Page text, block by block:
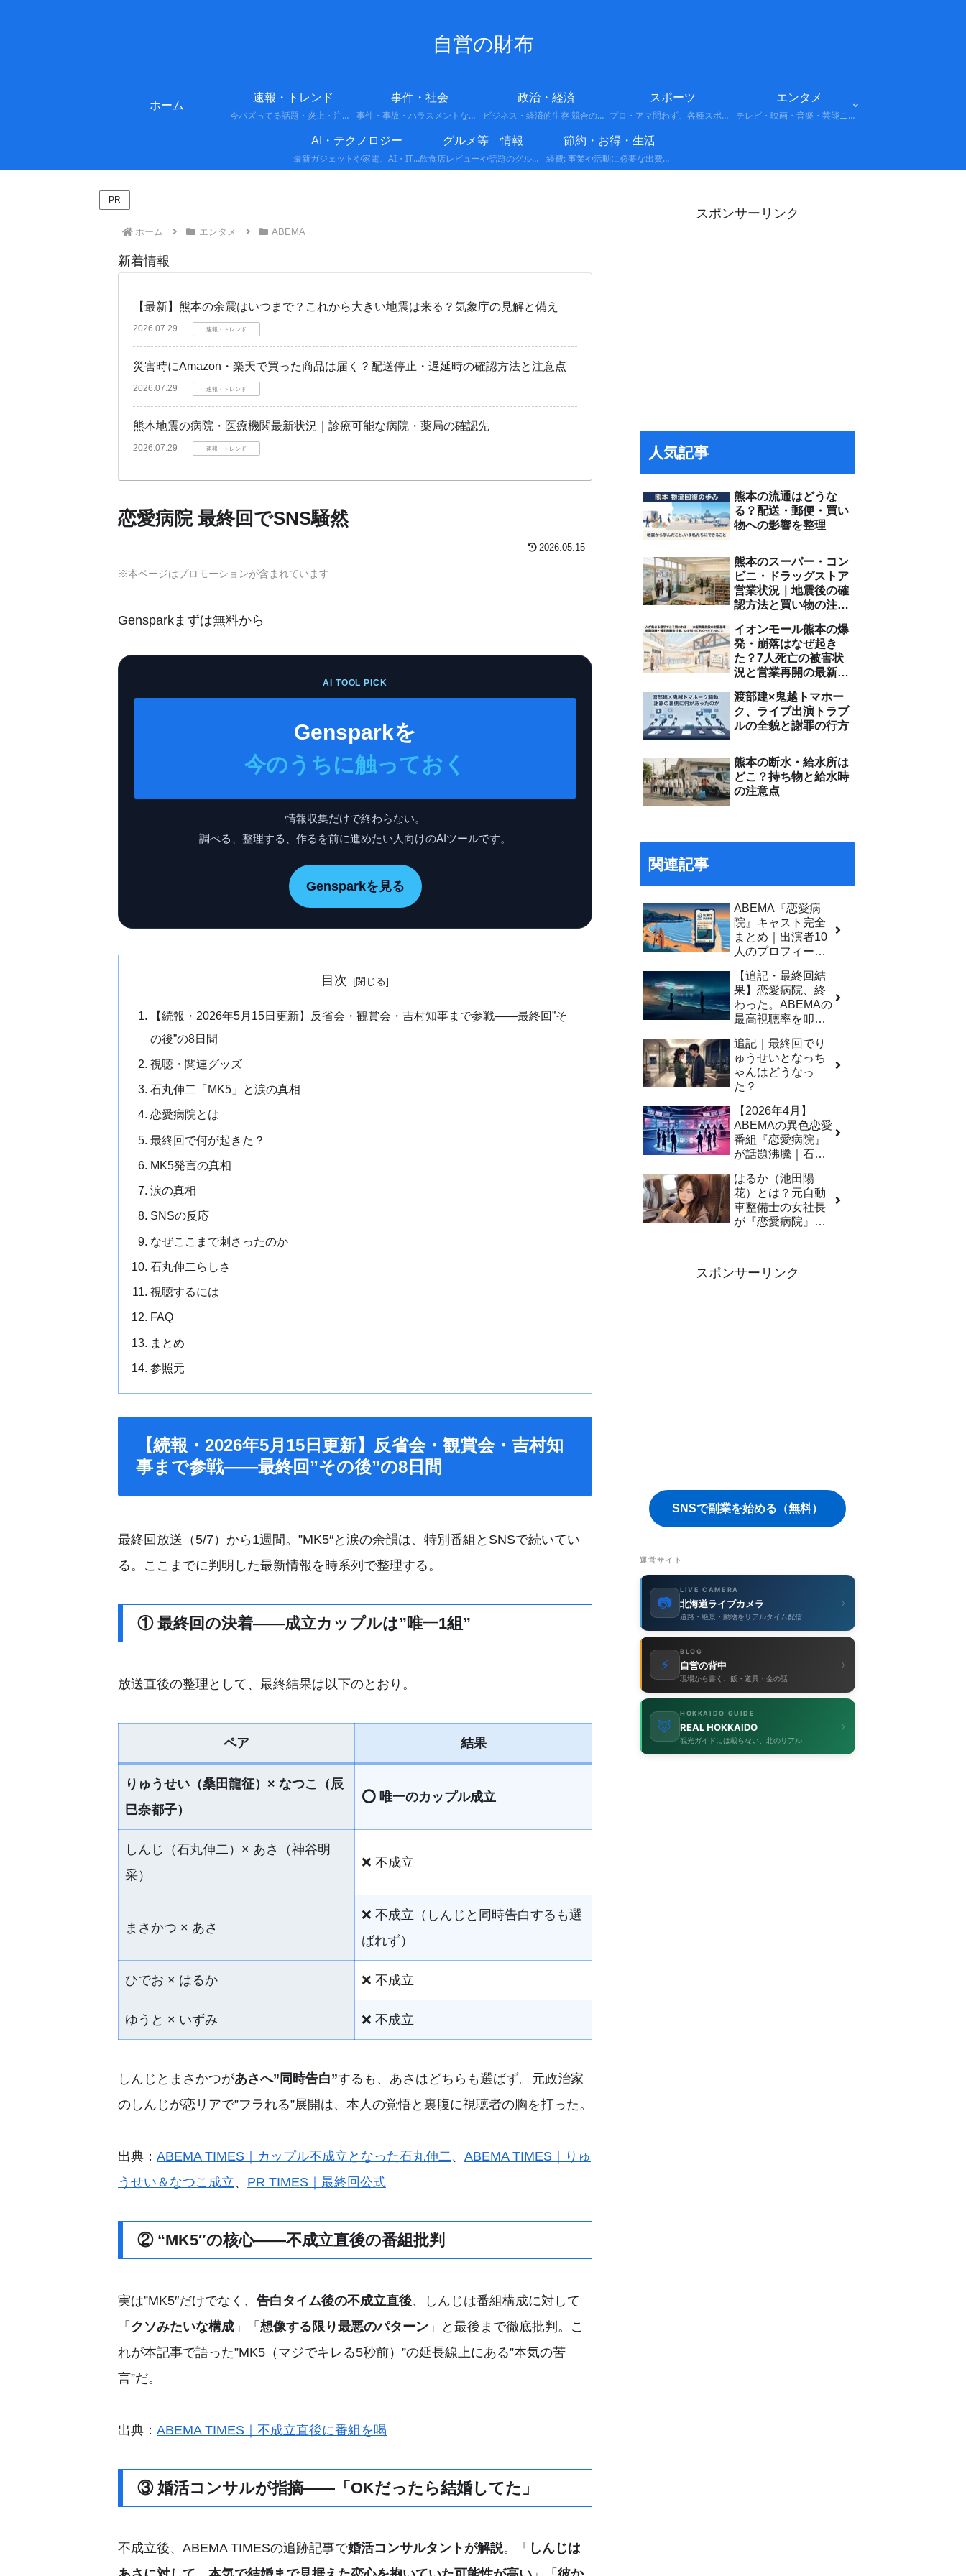
自営の財布
ホーム
速報・トレンド
今バズってる話題・炎上・注意喚起
事件・社会
事件・事故・ハラスメントなどの最新情報や背景をわかりやすくまとめています。
政治・経済
ビジネス・経済的生存 競合の多い市場で生き残るための戦略です。 差別化: 他者がやっていない独自の強みを作る。 ランチェスター戦略: 弱者が強者に勝つための局地戦の展開。 副業・複業: 収入源を分散させ、リスクを回避する。
スポーツ
プロ・アマ問わず、各種スポーツの試合結果や選手情報、話題のニュースをまとめています。注目大会やトレンドもわかりやすく解説します。
エンタメ
テレビ・映画・音楽・芸能ニュースなど、話題のエンターテインメント情報をまとめています。最新トレンドや注目人物、注目作品をわかりやすく解説します。
AI・テクノロジー
最新ガジェットや家電、AI・IT関連など、テクノロジーに関する情報をまとめています。便利な製品レビューや活用方法、注目の最新トレンドをわかりやすく解説します。
グルメ等 情報
飲食店レビューや話題のグルメ情報、新商品・限定メニューなど、食に関する情報をわかりやすくまとめています。実際に体験した感想やおすすめポイントも紹介します。
節約・お得・生活
経費: 事業や活動に必要な出費を正しく計上し、所得を適切に圧縮する考え方。 節税: 法律の範囲内で税負担を軽減する具体的なテクニック（控除の活用、制度の利用など）。 保険: 万が一のリスクに備えつつ、副次的な節税効果や資産形成を狙う戦略。
PR
ホーム エンタメ ABEMA
新着情報
【最新】熊本の余震はいつまで？これから大きい地震は来る？気象庁の見解と備え
2026.07.29 速報・トレンド
災害時にAmazon・楽天で買った商品は届く？配送停止・遅延時の確認方法と注意点
2026.07.29 速報・トレンド
熊本地震の病院・医療機関最新状況｜診療可能な病院・薬局の確認先
2026.07.29 速報・トレンド
恋愛病院 最終回でSNS騒然
2026.05.15
※本ページはプロモーションが含まれています
Gensparkまずは無料から
AI TOOL PICK
Gensparkを
今のうちに触っておく
情報収集だけで終わらない。
調べる、整理する、作るを前に進めたい人向けのAIツールです。
Gensparkを見る
目次
【続報・2026年5月15日更新】反省会・観賞会・吉村知事まで参戦――最終回”そ
の後”の8日間
視聴・関連グッズ
石丸伸二「MK5」と涙の真相
恋愛病院とは
最終回で何が起きた？
MK5発言の真相
涙の真相
SNSの反応
なぜここまで刺さったのか
石丸伸二らしさ
視聴するには
FAQ
まとめ
参照元
【続報・2026年5月15日更新】反省会・観賞会・吉村知
事まで参戦――最終回”その後”の8日間
最終回放送（5/7）から1週間。”MK5″と涙の余韻は、特別番組とSNSで続いてい
る。ここまでに判明した最新情報を時系列で整理する。
① 最終回の決着――成立カップルは”唯一1組”
放送直後の整理として、最終結果は以下のとおり。
ペア 結果
りゅうせい（桑田龍征）× なつこ（辰
巳奈都子）
⭕ 唯一のカップル成立
しんじ（石丸伸二）× あさ（神谷明
采）
❌ 不成立
まさかつ × あさ
❌ 不成立（しんじと同時告白するも選
ばれず）
ひでお × はるか ❌ 不成立
ゆうと × いずみ ❌ 不成立
しんじとまさかつがあさへ”同時告白”するも、あさはどちらも選ばず。元政治家
のしんじが恋リアで”フラれる”展開は、本人の覚悟と裏腹に視聴者の胸を打った。
出典： ABEMA TIMES｜カップル不成立となった石丸伸二、 ABEMA TIMES｜りゅ
うせい＆なつこ成立、 PR TIMES｜最終回公式
② “MK5″の核心――不成立直後の番組批判
実は”MK5″だけでなく、 告白タイム後の不成立直後、しんじは番組構成に対して
「 クソみたいな構成 」「 想像する限り最悪のパターン 」と最後まで徹底批判。こ
れが本記事で語った”MK5（マジでキレる5秒前）”の延長線上にある”本気の苦
言”だ。
出典： ABEMA TIMES｜不成立直後に番組を喝
③ 婚活コンサルが指摘――「OKだったら結婚してた」
不成立後、ABEMA TIMESの追跡記事で婚活コンサルタントが解説。「 しんじは
スポンサーリンク
人気記事
熊本の流通はどうな
る？配送・郵便・買い
物への影響を整理
熊本のスーパー・コン
ビニ・ドラッグストア
営業状況｜地震後の確
認方法と買い物の注意
イオンモール熊本の爆
発・崩落はなぜ起き
た？7人死亡の被害状
況と営業再開の最新情
渡部建×鬼越トマホー
ク、ライブ出演トラブ
ルの全貌と謝罪の行方
熊本の断水・給水所は
どこ？持ち物と給水時
の注意点
関連記事
ABEMA『恋愛病
院』キャスト完全
まとめ｜出演者10
人のプロフィー
状を一挙紹介
【追記・最終回結
果】恋愛病院、終
わった。ABEMAの
最高視聴率を叩き
追記｜最終回でり
ゅうせいとなっち
ゃんはどうなっ
た？
【2026年4月】
ABEMAの異色恋愛
番組『恋愛病院』
が話題沸騰｜石丸
騒然、無料視聴方
法と見どころを完
全解説
はるか（池田陽
花）とは？元自動
車整備士の女社長
が『恋愛病院』
スポンサーリンク
SNSで副業を始める（無料）
運営サイト
📷
LIVE CAMERA
北海道ライブカメラ
道路・絶景・動物をリアルタイム配信
›
⚡
BLOG
自営の背中
現場から書く、飯・道具・金の話
›
🦊
HOKKAIDO GUIDE
REAL HOKKAIDO
観光ガイドには載らない、北のリアル
›